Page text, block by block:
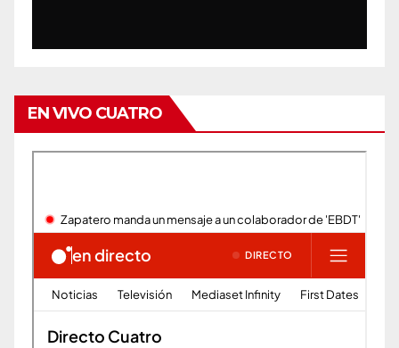
EN VIVO CUATRO